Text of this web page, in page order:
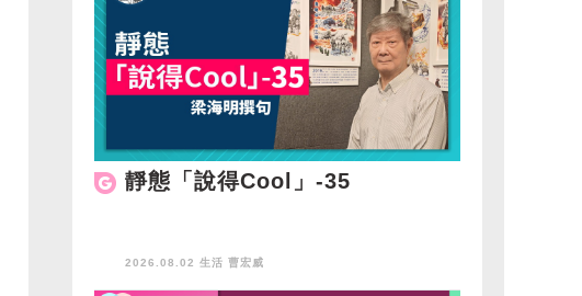
靜態「說得Cool」-35
2026.08.02 生活 曹宏威